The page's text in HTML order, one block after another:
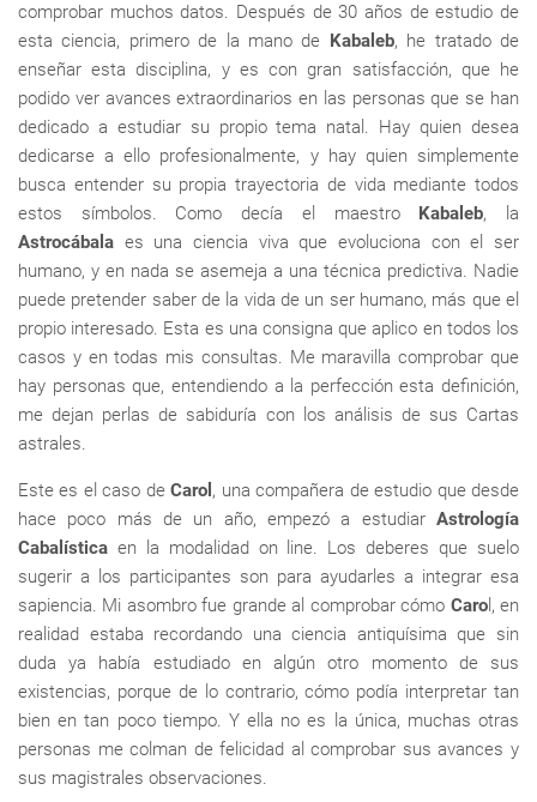
comprobar muchos datos. Después de 30 años de estudio de
esta ciencia, primero de la mano de Kabaleb, he tratado de
enseñar esta disciplina, y es con gran satisfacción, que he
podido ver avances extraordinarios en las personas que se han
dedicado a estudiar su propio tema natal. Hay quien desea
dedicarse a ello profesionalmente, y hay quien simplemente
busca entender su propia trayectoria de vida mediante todos
estos símbolos. Como decía el maestro Kabaleb, la
Astrocábala es una ciencia viva que evoluciona con el ser
humano, y en nada se asemeja a una técnica predictiva. Nadie
puede pretender saber de la vida de un ser humano, más que el
propio interesado. Esta es una consigna que aplico en todos los
casos y en todas mis consultas. Me maravilla comprobar que
hay personas que, entendiendo a la perfección esta definición,
me dejan perlas de sabiduría con los análisis de sus Cartas
astrales.
Este es el caso deCarol , una compañera de estudio que desde
hace poco más de un año, empezó a estudiar Astrología
Cabalística en la modalidad on line. Los deberes que suelo
sugerir a los participantes son para ayudarles a integrar esa
sapiencia. Mi asombro fue grande al comprobar cómo Carol, en
realidad estaba recordando una ciencia antiquísima que sin
duda ya había estudiado en algún otro momento de sus
existencias, porque de lo contrario, cómo podía interpretar tan
bien en tan poco tiempo. Y ella no es la única, muchas otras
personas me colman de felicidad al comprobar sus avances y
sus magistrales observaciones.